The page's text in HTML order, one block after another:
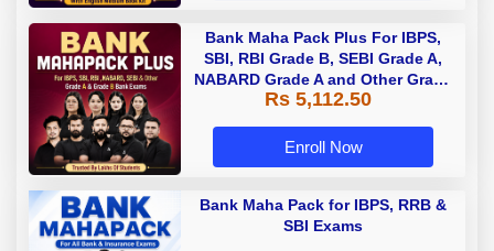
Bank Maha Pack Plus For IBPS,
SBI, RBI Grade B, SEBI Grade A,
NABARD Grade A and Other Grade
A & Grade B Bank Exams
Rs 5,112.50
Enroll Now
Bank Maha Pack for IBPS, RRB &
SBI Exams